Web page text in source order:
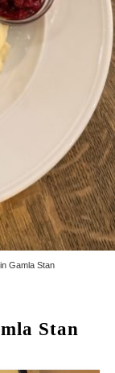
Gamla Stan
Stan